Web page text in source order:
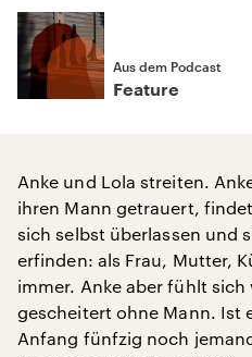
Aus dem Podcast
Feature
Anke und Lola streiten.
ihren Mann getrauert,
sich selbst überlassen und
erfinden: als Frau, Mutter,
immer. Anke aber fühlt
gescheitert ohne Mann. Ist
Anfang fünfzig noch